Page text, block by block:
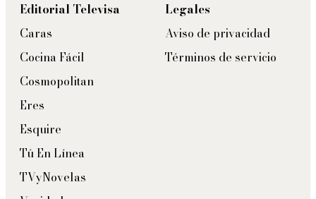
Editorial Televisa
Caras
Cocina Fácil
Cosmopolitan
Eres
Esquire
Tú En Línea
TVyNovelas
Legales
Aviso de privacidad
Términos de servicio